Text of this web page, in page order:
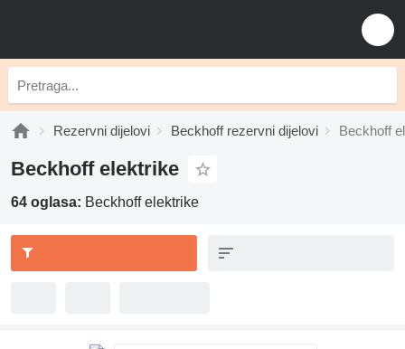
Rezervni dijelovi Beckhoff rezervni dijelovi Beckhoff
Beckhoff elektrike
64 oglasa: Beckhoff elektrike